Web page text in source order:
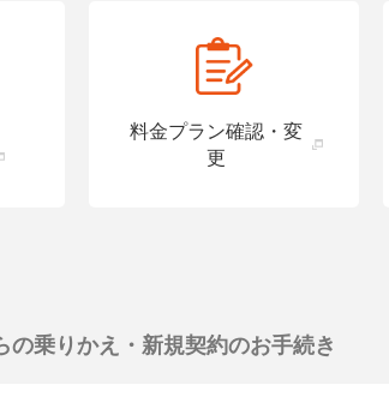
料金プラン確認・変
更
の乗りかえ・新規契約のお手続き